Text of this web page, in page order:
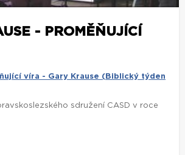
- PROMĚŇUJÍCÍ
víra - Gary Krause (Biblický týden
sdružení CASD v roce